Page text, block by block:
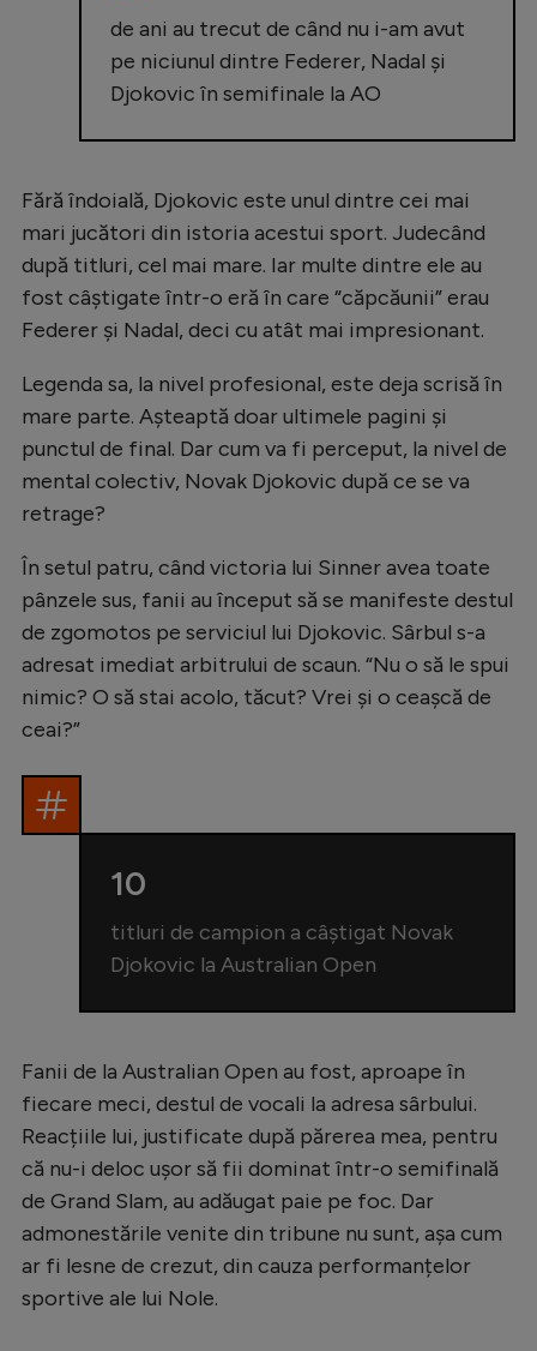
Formula 1
Gimnastică
Auto
Rugby
Ciclism
Alte sporturi
JO 2024
Creează cont
de ani au trecut de când nu i-am avut
pe niciunul dintre Federer, Nadal și
Djokovic în semifinale la AO
Fără îndoială, Djokovic este unul dintre cei mai
mari jucători din istoria acestui sport. Judecând
după titluri, cel mai mare. Iar multe dintre ele au
fost câștigate într-o eră în care “căpcăunii” erau
Federer și Nadal, deci cu atât mai impresionant.
Legenda sa, la nivel profesional, este deja scrisă în
mare parte. Așteaptă doar ultimele pagini și
punctul de final. Dar cum va fi perceput, la nivel de
mental colectiv, Novak Djokovic după ce se va
retrage?
În setul patru, când victoria lui Sinner avea toate
pânzele sus, fanii au început să se manifeste destul
de zgomotos pe serviciul lui Djokovic. Sârbul s-a
adresat imediat arbitrului de scaun. “Nu o să le spui
nimic? O să stai acolo, tăcut? Vrei și o ceașcă de
ceai?”
10
titluri de campion a câștigat Novak
Djokovic la Australian Open
Fanii de la Australian Open au fost, aproape în
fiecare meci, destul de vocali la adresa sârbului.
Reacțiile lui, justificate după părerea mea, pentru
că nu-i deloc ușor să fii dominat într-o semifinală
de Grand Slam, au adăugat paie pe foc. Dar
admonestările venite din tribune nu sunt, așa cum
ar fi lesne de crezut, din cauza performanțelor
sportive ale lui Nole.